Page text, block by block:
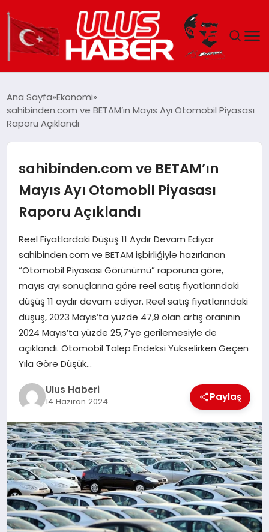
DÜNYA
TEKNOLOJI
EĞITIM
MAGAZIN
SPOR
YAŞAM
Ana Sayfa Ekonomi
sahibinden.com ve BETAM’ın Mayıs Ayı Otomobil Piyasası
Raporu Açıklandı
sahibinden.com ve BETAM’ın
Mayıs Ayı Otomobil Piyasası
Raporu Açıklandı
Reel Fiyatlardaki Düşüş 11 Aydır Devam Ediyor
sahibinden.com ve BETAM işbirliğiyle hazırlanan
“Otomobil Piyasası Görünümü” raporuna göre,
mayıs ayı sonuçlarına göre reel satış fiyatlarındaki
düşüş 11 aydır devam ediyor. Reel satış fiyatlarındaki
düşüş, 2023 Mayıs’ta yüzde 47,9 olan artış oranının
2024 Mayıs’ta yüzde 25,7’ye gerilemesiyle de
açıklandı. Otomobil Talep Endeksi Yükselirken Geçen
Yıla Göre Düşük…
Ulus Haberi
14 Haziran 2024 Paylaş